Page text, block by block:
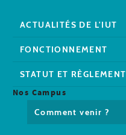
ACTUALITÉS DE L'IUT
FONCTIONNEMENT
STATUT ET RÈGLEMENT
Nos Campus
Comment venir ?